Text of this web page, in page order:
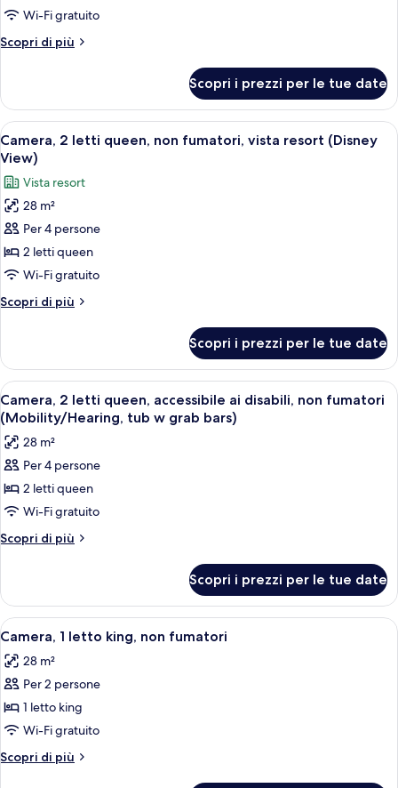
letto
king
con
letto,
non
fumatori,
vista
resort
(Disney
View)
Wi-Fi gratuito
Scopri di più
Altri
1
letto
king
con
divano
letto,
non
fumatori,
vista
resort
View)
Scopri i prezzi per le tue date
Apri
tutte
le
foto
per
Camera,
2
letti
queen,
non
vista
resort
(Disney
View)
Una camera d'albergo con due letti,
4
Camera, 2 letti queen, non fumatori, vista resort (Disney
View)
Vista resort
28 m²
Per 4 persone
2 letti queen
Wi-Fi gratuito
Scopri di più
Altri
2
letti
queen,
non
fumatori,
vista
resort
View)
Scopri i prezzi per le tue date
Apri
tutte
le
foto
per
Camera,
2
letti
ai
disabili,
non
fumatori
(Mobility/Hearing,
tub
w
grab
bars)
Una camera d'albergo con due letti,
3
Camera, 2 letti queen, accessibile ai disabili, non fumatori
(Mobility/Hearing, tub w grab bars)
28 m²
Per 4 persone
2 letti queen
Wi-Fi gratuito
Scopri di più
Altri
2
letti
queen,
ai
disabili,
fumatori
(Mobility/Hearing,
w
Scopri i prezzi per le tue date
Apri
tutte
le
foto
per
Camera,
1
letto
Una camera d'albergo con un letto
3
Camera, 1 letto king, non fumatori
28 m²
Per 2 persone
1 letto king
Wi-Fi gratuito
Scopri di più
Altri